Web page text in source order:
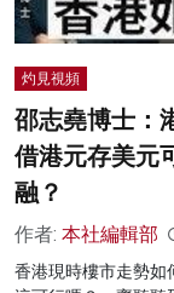
灼見視頻
邵志堯博士：
借港元存美元
融？
作者: 本社編輯部
香港現時樓市走勢如